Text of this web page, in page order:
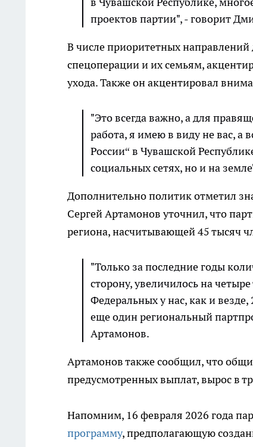
проектов партии", - говорит
В числе приоритетных
спецоперации и их семьям,
ухода. Также он акцентировал
"Это всегда важно, а для
работа, я имею в виду не вас, а
России“ в Чувашской
социальных сетях, но и на
Дополнительно политик отметил
Сергей Артамонов уточнил, что
региона, насчитывающей 45 тысяч
"Только за последние годы
сторону, увеличилось на
Федеральных у нас, как и
еще один региональный
Артамонов.
Артамонов также сообщил, что
предусмотренных выплат, вырос в
Напомним, 16 февраля 2026 года
программу, предполагающую